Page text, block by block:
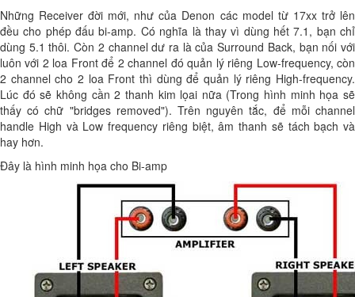
Những Receiver đời mới, như của Denon các model từ 17xx trở lên
đều cho phép đấu bi-amp. Có nghĩa là thay vì dùng hết 7.1, bạn chỉ
dùng 5.1 thôi. Còn 2 channel dư ra là của Surround Back, bạn nối với
luôn với 2 loa Front để 2 channel đó quản lý riêng Low-frequency, còn
2 channel cho 2 loa Front thì dùng để quản lý riêng High-frequency.
Lúc đó sẽ không cần 2 thanh kim lọai nữa (Trong hình minh họa sẽ
thấy có chữ "bridges removed"). Trên nguyên tắc, để mỗi channel
handle High và Low frequency riêng biệt, âm thanh sẽ tách bạch và
hay hơn.
Đây là hình minh họa cho Bi-amp